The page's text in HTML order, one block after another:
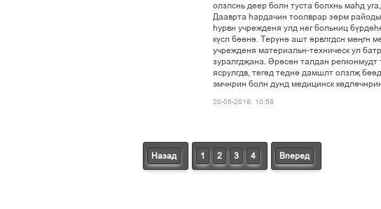
îëçëñíü äååð áîëí òóñòà áîëõíü ìàºä
Äààâðòà ºàðäà÷èí òîîëâðàð ç³ðì
ºóðâí ó÷ðåæäåíÿ óëä íåã áîëüíèö
ê¢ñë á³³í³. Òåð¢í³ àøò ³ðâëãäñí ì´œãí
ó÷ðåæäåíÿ ìàòåðèàëüí-òåõíè÷åñê óë
çóðàëãäšàíà. ²ð³ñ³í òàëäàí
ÿñðóëãäâ, òåã³ä òåäí³ äàìøëò îëçëš
ýì÷íðèí áîëí äóíä ìåäèöèíñê ê´äë³÷íðèí
20-06-2018, 10:59
Назад 1 2 3 4 Вперед